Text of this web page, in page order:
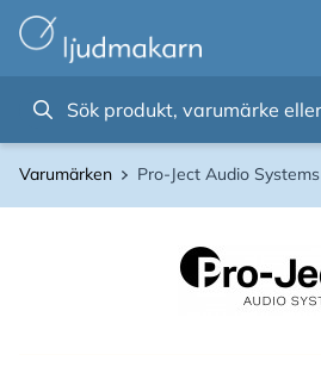
Varumärken Pro-Ject Audio Systems